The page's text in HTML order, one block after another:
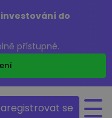
do
přístupné.
se